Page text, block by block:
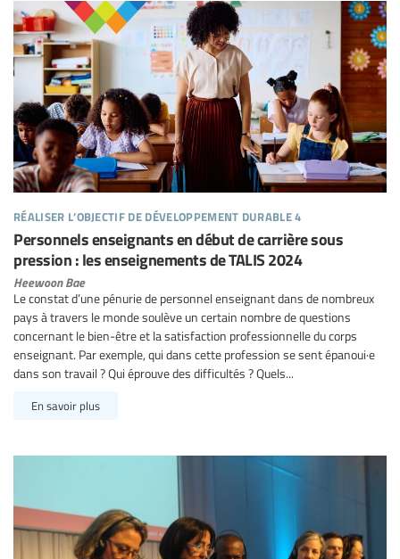
réaliser l’objectif de développement durable 4
Personnels enseignants en début de carrière sous
pression : les enseignements de TALIS 2024
Heewoon Bae
Le constat d’une pénurie de personnel enseignant dans de nombreux
pays à travers le monde soulève un certain nombre de questions
concernant le bien-être et la satisfaction professionnelle du corps
enseignant. Par exemple, qui dans cette profession se sent épanoui·e
dans son travail ? Qui éprouve des difficultés ? Quels...
En savoir plus